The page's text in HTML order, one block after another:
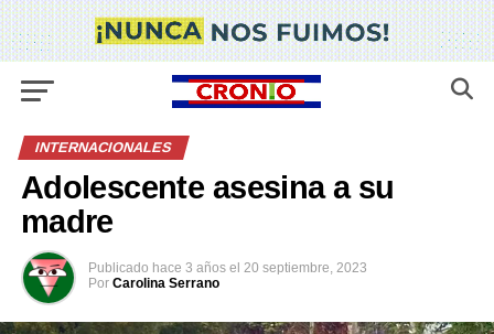
INTERNACIONALES
Adolescente asesina a su
madre
Publicado hace 3 años el 20 septiembre, 2023
Por Carolina Serrano